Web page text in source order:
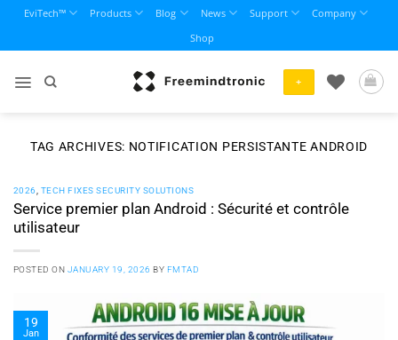
content
EviTech™ Products Blog News Support
Company
Shop
+
TAG ARCHIVES: NOTIFICATION PERSISTANTE ANDROID
2026 TECH FIXES SECURITY SOLUTIONS
Service premier plan Android : Sécurité et contrôle
utilisateur
POSTED ON JANUARY 19, 2026 BY FMTAD
19
Jan